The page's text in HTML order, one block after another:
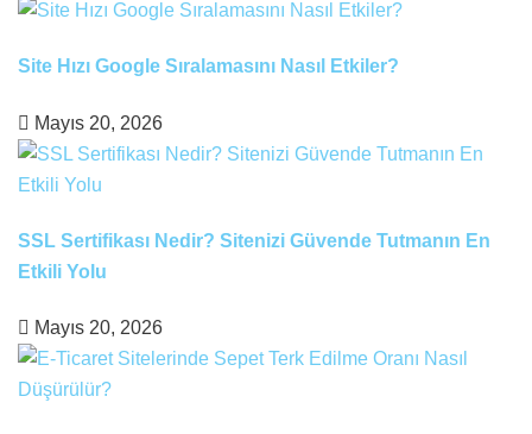
Site Hızı Google Sıralamasını Nasıl Etkiler?
Mayıs 20, 2026
SSL Sertifikası Nedir? Sitenizi Güvende Tutmanın En
Etkili Yolu
Mayıs 20, 2026